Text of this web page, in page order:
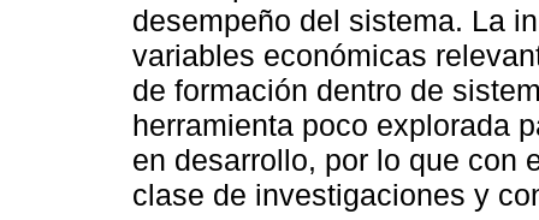
desempeño del sistema. La
variables económicas
de formación dentro de
herramienta poco explorada
en desarrollo, por lo que con
clase de investigaciones y